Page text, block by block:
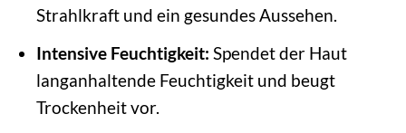
Strahlkraft und ein gesundes Aussehen.
Intensive Feuchtigkeit: Spendet der Haut
langanhaltende Feuchtigkeit und beugt
Trockenheit vor.